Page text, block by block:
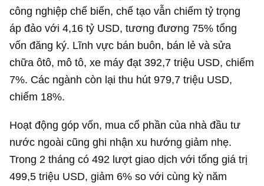
công nghiệp chế biến, chế tạo vẫn chiếm tỷ trọng
áp đảo với4,16 tỷ USD, tương đương 75% tổng
vốn đăng ký. Lĩnh vực bán buôn, bán lẻ và sửa
chữa ôtô, mô tô, xe máy đạt 392,7 triệu USD, chiếm
7%. Các ngành còn lại thu hút979,7 triệu USD,
chiếm 18%.
Hoạt động góp vốn, mua cổ phần của nhà đầu tư
nước ngoài cũng ghi nhận xu hướng giảm nhẹ.
Trong 2 tháng có 492 lượt giao dịch với tổng giá trị
499,5 triệu USD, giảm 6% so với cùng kỳ năm